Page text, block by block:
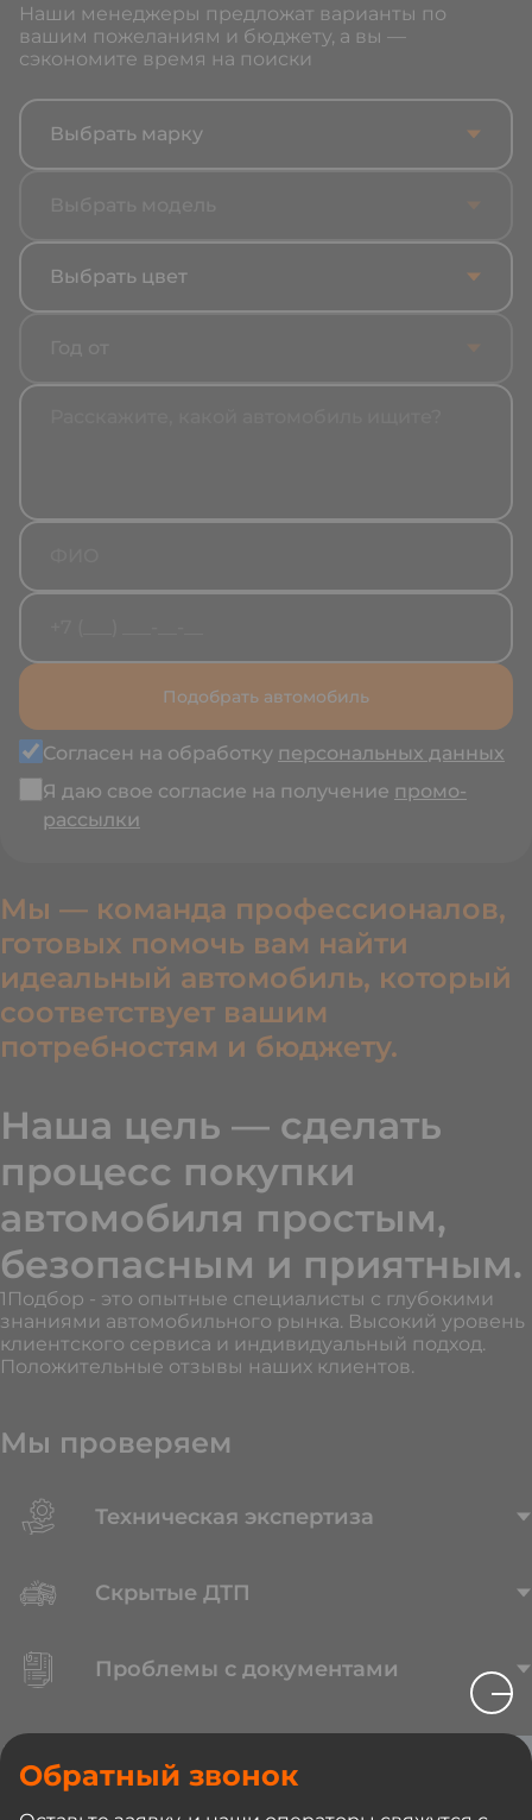
Обратный звонок
Наши менеджеры предложат варианты по
вашим пожеланиям и бюджету, а вы —
сэкономите время на поиски
Выбрать марку
Выбрать цвет
Подобрать автомобиль
Согласен на обработку персональных данных
Я даю свое согласие на получение промо-
рассылки
Мы — команда профессионалов,
готовых помочь вам найти
идеальный автомобиль, который
соответствует вашим
потребностям и бюджету.
Наша цель — сделать
процесс покупки
автомобиля простым,
безопасным и приятным.
1Подбор - это опытные специалисты с глубокими
знаниями автомобильного рынка. Высокий уровень
клиентского сервиса и индивидуальный подход.
Положительные отзывы наших клиентов.
Мы проверяем
Техническая экспертиза
Скрытые ДТП
Проблемы с документами
Выкуп
вашего